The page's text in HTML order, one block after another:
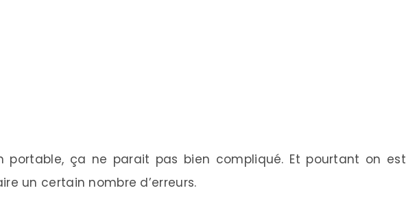
portable, ça ne parait pas bien compliqué. Et pourtant on est
un certain nombre d’erreurs.